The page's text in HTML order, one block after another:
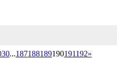
30...187188189190191192»